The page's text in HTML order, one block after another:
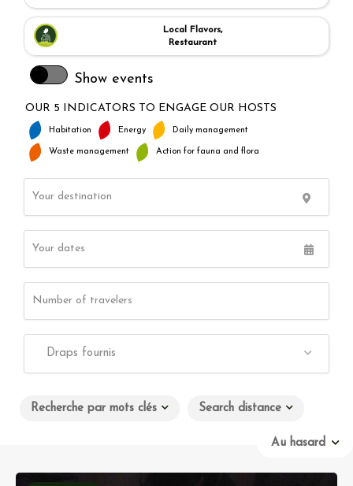
Local Flavors,
Restaurant
Show events
OUR 5 INDICATORS TO ENGAGE OUR HOSTS
Habitation Energy Daily management
Waste management Action for fauna and flora
Draps fournis
Recherche par mots clés Search distance
Au hasard